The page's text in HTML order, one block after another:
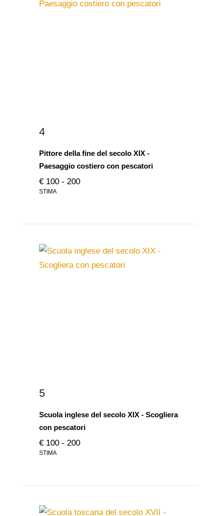
4
Pittore della fine del secolo XIX -
Paesaggio costiero con pescatori
€ 100 - 200
STIMA
5
Scuola inglese del secolo XIX - Scogliera
con pescatori
€ 100 - 200
STIMA